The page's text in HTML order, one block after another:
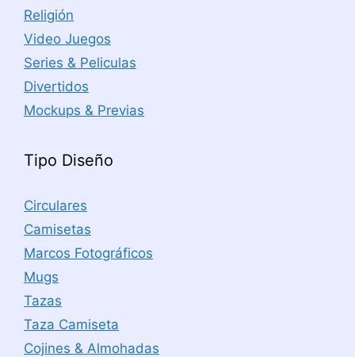
Religión
Video Juegos
Series & Peliculas
Divertidos
Mockups & Previas
Tipo Diseño
Circulares
Camisetas
Marcos Fotográficos
Mugs
Tazas
Taza Camiseta
Cojines & Almohadas